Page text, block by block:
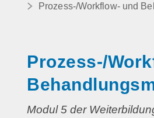
Prozess-/Workflow- und
Prozess-/
Modul 5 der